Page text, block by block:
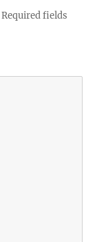
Required fields